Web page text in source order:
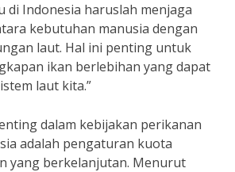
di Indonesia haruslah menjaga
kebutuhan manusia dengan
laut. Hal ini penting untuk
ikan berlebihan yang dapat
laut kita.”
dalam kebijakan perikanan
adalah pengaturan kuota
yang berkelanjutan. Menurut